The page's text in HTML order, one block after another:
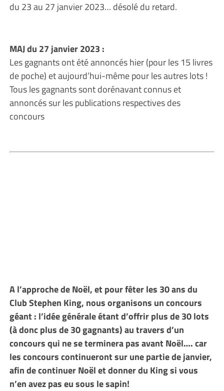
du 23 au 27 janvier 2023… désolé du retard.
MAJ du 27 janvier 2023 :
Les gagnants ont été annoncés hier (pour les 15 livres
de poche) et aujourd’hui-même pour les autres lots !
Tous les gagnants sont dorénavant connus et
annoncés sur les publications respectives des
concours
A l’approche de Noël, et pour fêter les 30 ans du
Club Stephen King, nous organisons un concours
géant : l’idée générale étant d’offrir plus de 30 lots
(à donc plus de 30 gagnants) au travers d’un
concours qui ne se terminera pas avant Noël…. car
les concours continueront sur une partie de janvier,
afin de continuer Noël et donner du King si vous
n’en avez pas eu sous le sapin!